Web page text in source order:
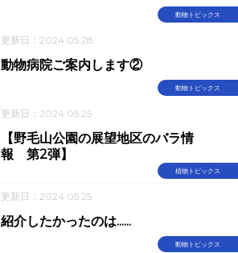
動物トピックス
更新日：2024.05.28
動物トピックス
動物病院ご案内します②
更新日：2024.05.25
植物トピックス
【野毛山公園の展望地区のバラ情
報 第2弾】
更新日：2024.05.25
動物トピックス
紹介したかったのは......